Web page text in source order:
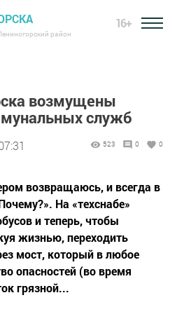
район
16+
возмущены
служб
523 0 0
возвращаюсь, и всегда в
На «техснабе»
и теперь, чтобы
жизнью, переходить
мост, который в любое
опасностей (во время
грязной...